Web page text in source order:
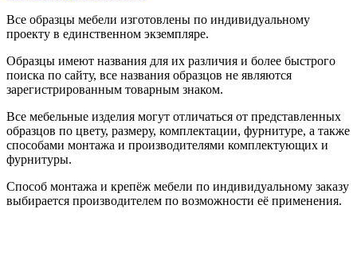
Все образцы мебели изготовлены по индивидуальному
проекту в единственном экземпляре.
Образцы имеют названия для их различия и более быстрого
поиска по сайту, все названия образцов не являются
зарегистрированным товарным знаком.
Все мебельные изделия могут отличаться от представленных
образцов по цвету, размеру, комплектации, фурнитуре, а также
способами монтажа и производителями комплектующих и
фурнитуры.
Способ монтажа и крепёж мебели по индивидуальному заказу
выбирается производителем по возможности её применения.